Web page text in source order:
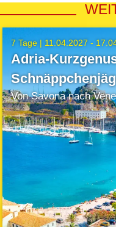
7 Tage | 11.04.2027 -
Adria-
Von Savona nach